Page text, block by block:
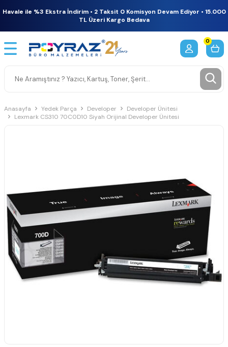
Havale ile %3 Ekstra İndirim • 2 Taksit 0 Komisyon Devam Ediyor • 15.000
TL Üzeri Kargo Bedava
0
Anasayfa Yedek Parça Developer
Developer Ünitesi
Lexmark CS310 70C0D10 Siyah Orijinal Developer Ünitesi